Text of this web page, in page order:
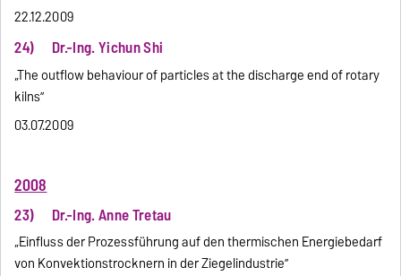
22.12.2009
24) Dr.-Ing. Yichun Shi
„The outflow behaviour of particles at the discharge end of rotary
kilns”
03.07.2009
2008
23) Dr.-Ing. Anne Tretau
„Einfluss der Prozessführung auf den thermischen Energiebedarf
von Konvektionstrocknern in der Ziegelindustrie”